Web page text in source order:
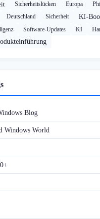
Sicherheitslücken Europa
Deutschland Sicherheit KI-
Software-Updates KI
Blog
Windows World